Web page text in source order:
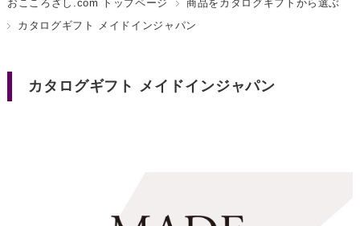
おこころざし.com トップページ
商品をカタログギフトから選ぶ
カタログギフト メイドインジャパン
カタログギフト メイドインジャパン